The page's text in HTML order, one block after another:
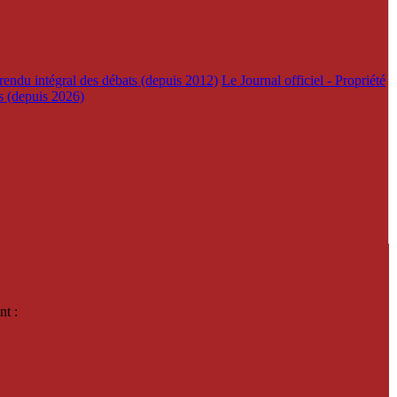
intégral des débats (depuis 2012) Le Journal officiel - Propriété
(depuis 2026)
: